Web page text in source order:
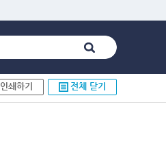
인쇄하기 전체 닫기